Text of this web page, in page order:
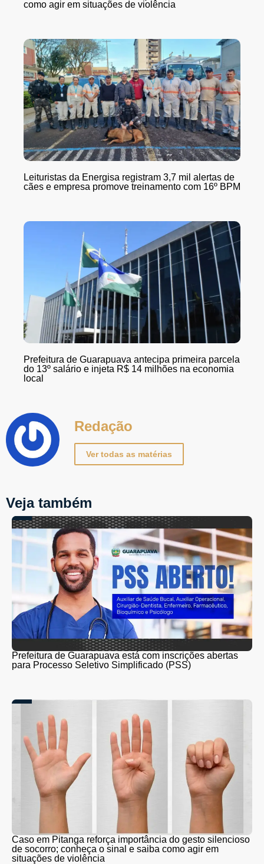
como agir em situações de violência
Leituristas da Energisa registram 3,7 mil alertas de
cães e empresa promove treinamento com 16º BPM
Prefeitura de Guarapuava antecipa primeira parcela
do 13º salário e injeta R$ 14 milhões na economia
local
Redação
Ver todas as matérias
Veja também
Prefeitura de Guarapuava está com inscrições abertas
para Processo Seletivo Simplificado (PSS)
Caso em Pitanga reforça importância do gesto silencioso
de socorro; conheça o sinal e saiba como agir em
situações de violência